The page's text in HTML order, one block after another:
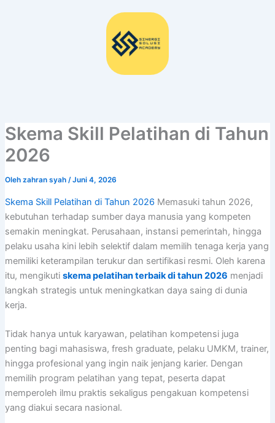
Skema Skill Pelatihan di Tahun
2026
Oleh zahran syah /Juni 4, 2026
Skema Skill Pelatihan di Tahun 2026 Memasuki tahun 2026,
kebutuhan terhadap sumber daya manusia yang kompeten
semakin meningkat. Perusahaan, instansi pemerintah, hingga
pelaku usaha kini lebih selektif dalam memilih tenaga kerja yang
memiliki keterampilan terukur dan sertifikasi resmi. Oleh karena
itu, mengikuti skema pelatihan terbaik di tahun 2026 menjadi
langkah strategis untuk meningkatkan daya saing di dunia
kerja.
Tidak hanya untuk karyawan, pelatihan kompetensi juga
penting bagi mahasiswa, fresh graduate, pelaku UMKM, trainer,
hingga profesional yang ingin naik jenjang karier. Dengan
memilih program pelatihan yang tepat, peserta dapat
memperoleh ilmu praktis sekaligus pengakuan kompetensi
yang diakui secara nasional.